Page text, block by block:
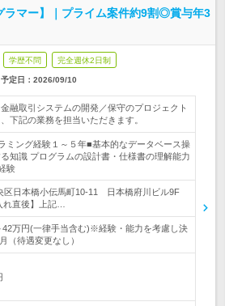
ラマー】｜プライム案件約9割◎賞与年3
学歴不問 完全週休2日制
定日： 2026/09/10
融取引システムの開発／保守のプロジェクト
下記の業務を担当いただきます。
ミング経験１～５年■基本的なデータベース操
知識 プログラムの設計書・仕様書の理解能力
験
区日本橋小伝馬町10-11 日本橋府川ビル9F
直後】上記…
万円(一律手当含む)※経験・能力を考慮し決
（待遇変更なし）